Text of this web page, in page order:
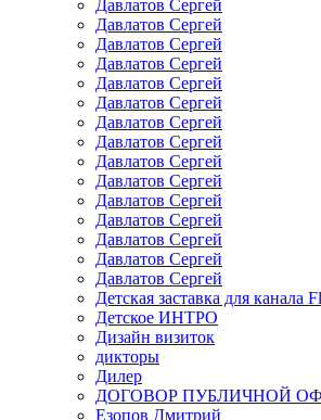
Давлатов Сергей
Давлатов Сергей
Давлатов Сергей
Давлатов Сергей
Давлатов Сергей
Давлатов Сергей
Давлатов Сергей
Давлатов Сергей
Давлатов Сергей
Давлатов Сергей
Давлатов Сергей
Давлатов Сергей
Давлатов Сергей
Давлатов Сергей
Давлатов Сергей
Детская заставка для канала
Детское ИНТРО
Дизайн визиток
дикторы
Дилер
ДОГОВОР ПУБЛИЧНОЙ
Езопов Дмитрий